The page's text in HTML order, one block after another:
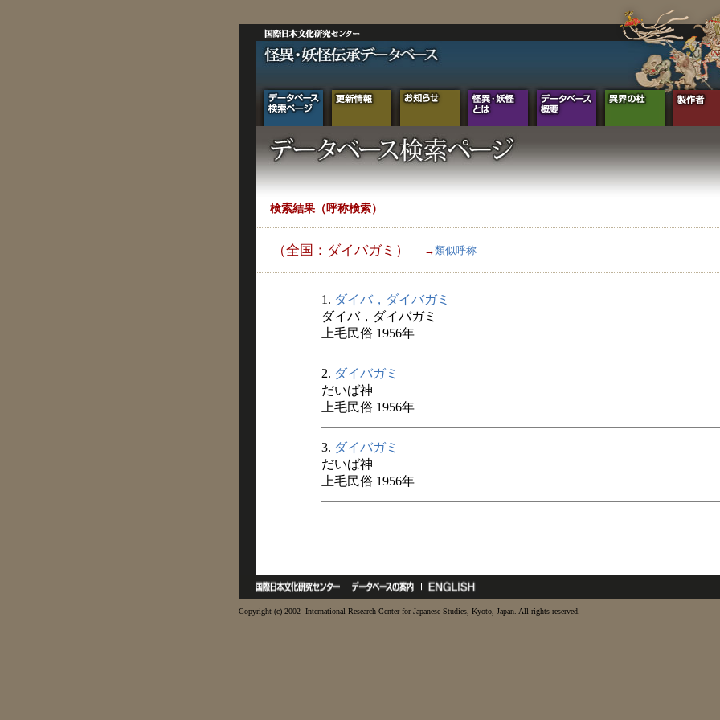
検索結果（呼称検索）
（全国：ダイバガミ） →類似呼称
1. ダイバ，ダイバガミ
ダイバ，ダイバガミ
上毛民俗 1956年
2. ダイバガミ
だいば神
上毛民俗 1956年
3. ダイバガミ
だいば神
上毛民俗 1956年
Copyright (c) 2002- International Research Center for Japanese Studies, Kyoto, Japan. All rights reserved.